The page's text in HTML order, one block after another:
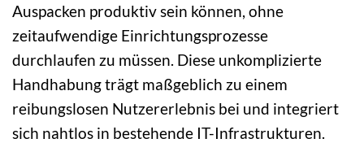
Auspacken produktiv sein können, ohne
zeitaufwendige Einrichtungsprozesse
durchlaufen zu müssen. Diese unkomplizierte
Handhabung trägt maßgeblich zu einem
reibungslosen Nutzererlebnis bei und integriert
sich nahtlos in bestehende IT-Infrastrukturen.